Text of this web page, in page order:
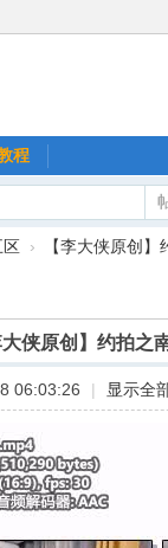
程
› 【李大侠原创
大侠原创】约拍之
06:03:26 显示全